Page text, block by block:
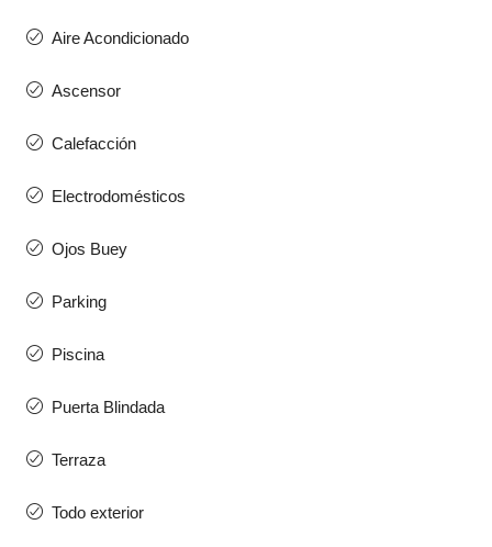
Aire Acondicionado
Ascensor
Calefacción
Electrodomésticos
Ojos Buey
Parking
Piscina
Puerta Blindada
Terraza
Todo exterior